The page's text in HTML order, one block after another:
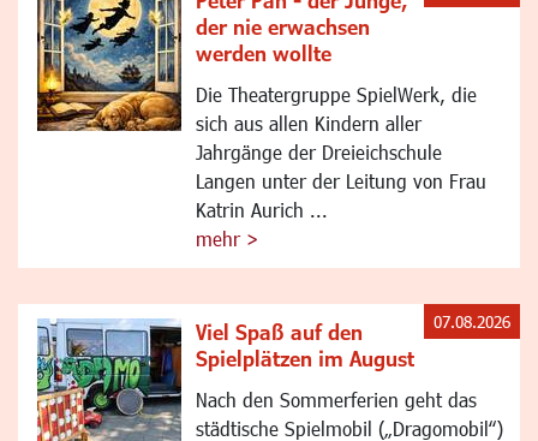
der nie erwachsen
werden wollte
Die Theatergruppe SpielWerk, die
sich aus allen Kindern aller
Jahrgänge der Dreieichschule
Langen unter der Leitung von Frau
Katrin Aurich ...
mehr >
Viel Spaß auf den
Spielplätzen im August
Nach den Sommerferien geht das
städtische Spielmobil („Dragomobil“)
07.08.2026